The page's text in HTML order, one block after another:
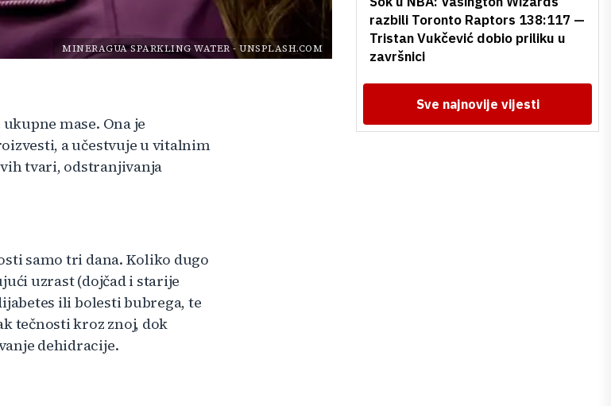
MINERAGUA SPARKLING WATER-UNSPLASH.COM
mase. Ona je
a učestvuje u vitalnim
tvari, odstranjivanja
samo tri dana. Koliko dugo
uzrast (dojčad i starije
ili bolesti bubrega, te
tečnosti kroz znoj, dok
dehidracije.
razbili Toronto Raptors 138:117 —
Tristan Vukčević dobio priliku u
završnici
Sve najnovije vijesti